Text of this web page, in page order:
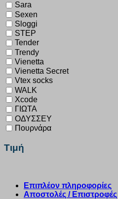
Sara
Sexen
Sloggi
STEP
Tender
Trendy
Vienetta
Vienetta Secret
Vtex socks
WALK
Xcode
ΓΙΩΤΑ
ΟΔΥΣΣΕΥ
Πουρνάρα
Τιμή
Επιπλέον πληροφορίες
Αποστολές / Επιστροφές